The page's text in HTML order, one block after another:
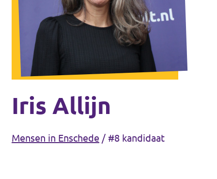
Agenda
Gemeenteraadsverkiezingen 2026
Doneer
Iris Allijn
Mensen in Enschede / #8 kandidaat